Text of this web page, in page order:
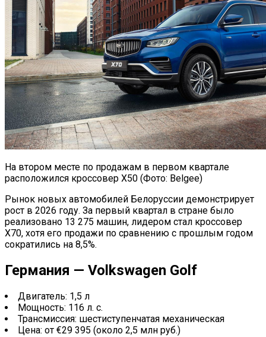
На втором месте по продажам в первом квартале
расположился кроссовер X50 (Фото: Belgee)
Рынок новых автомобилей Белоруссии демонстрирует
рост в 2026 году. За первый квартал в стране было
реализовано 13 275 машин, лидером стал кроссовер
X70, хотя его продажи по сравнению с прошлым годом
сократились на 8,5%.
Германия — Volkswagen Golf
Двигатель: 1,5 л
Мощность: 116 л. с.
Трансмиссия: шестиступенчатая механическая
Цена: от €29 395 (около 2,5 млн руб.)